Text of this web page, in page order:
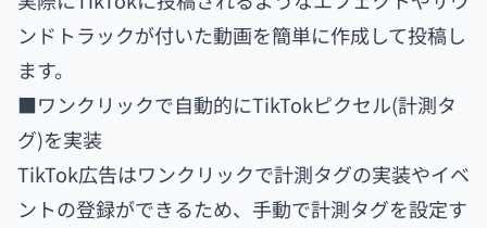
ンドトラックが付いた動画を簡単に作成して投稿し
ます。
■ワンクリックで自動的にTikTokピクセル(計測タ
グ)を実装
TikTok広告はワンクリックで計測タグの実装やイベ
ントの登録ができるため、手動で計測タグを設定す